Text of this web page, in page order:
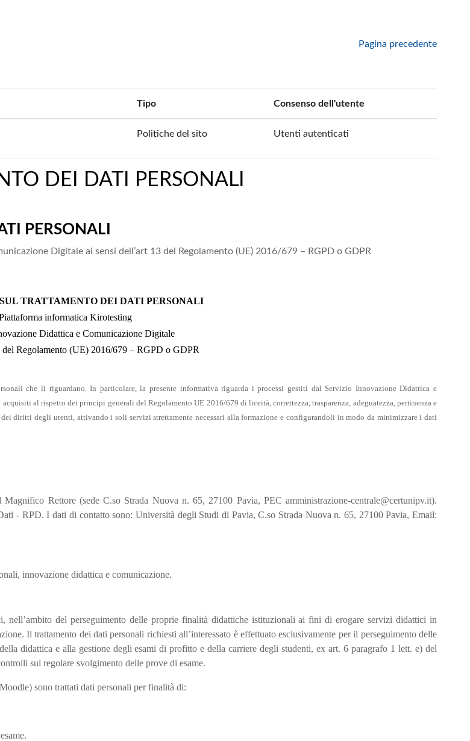
Pagina precedente
Tipo Consenso dell'utente
Politiche del sito Utenti autenticati
DEI DATI PERSONALI
PERSONALI
Digitale ai sensi dell’art 13 del Regolamento (UE) 2016/679 – RGPD o GDPR
TRATTAMENTO DEI DATI PERSONALI
informatica Kirotesting
Didattica e Comunicazione Digitale
del Regolamento (UE) 2016/679 – RGPD o GDPR
che li riguardano. In particolare, la presente informativa riguarda i processi gestiti dal Servizio Innovazione Didattica e
al rispetto dei principi generali del Regolamento UE 2016/679 di liceità, correttezza, trasparenza, adeguatezza, pertinenza e
diritti degli utenti, attivando i soli servizi strettamente necessari alla formazione e configurandoli in modo da minimizzare i dati
Rettore (sede C.so Strada Nuova n. 65, 27100 Pavia, PEC amministrazione-centrale@certunipv.it).
- RPD. I dati di contatto sono: Università degli Studi di Pavia, C.so Strada Nuova n. 65, 27100 Pavia, Email:
innovazione didattica e comunicazione.
nell’ambito del perseguimento delle proprie finalità didattiche istituzionali ai fini di erogare servizi didattici in
Il trattamento dei dati personali richiesti all’interessato è effettuato esclusivamente per il perseguimento delle
didattica e alla gestione degli esami di profitto e della carriere degli studenti, ex art. 6 paragrafo 1 lett. e) del
sul regolare svolgimento delle prove di esame.
sono trattati dati personali per finalità di: